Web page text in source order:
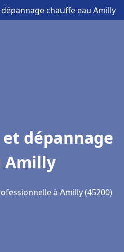
chauffe eau Amilly
dépannage
Amilly
à Amilly (45200)